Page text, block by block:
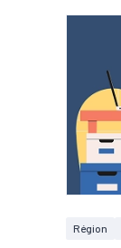
Région